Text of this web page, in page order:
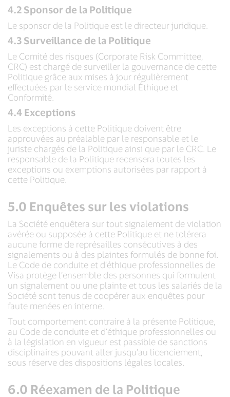
4.2 Sponsor de la Politique
Le sponsor de la Politique est le directeur juridique.
4.3 Surveillance de la Politique
Le Comité des risques (Corporate Risk Committee,
CRC) est chargé de surveiller la gouvernance de cette
Politique grâce aux mises à jour régulièrement
effectuées par le service mondial Éthique et
Conformité.
4.4 Exceptions
Les exceptions à cette Politique doivent être
approuvées au préalable par le responsable et le
juriste chargés de la Politique ainsi que par le CRC. Le
responsable de la Politique recensera toutes les
exceptions ou exemptions autorisées par rapport à
cette Politique.
5.0 Enquêtes sur les violations
La Société enquêtera sur tout signalement de violation
avérée ou supposée à cette Politique et ne tolérera
aucune forme de représailles consécutives à des
signalements ou à des plaintes formulés de bonne foi.
Le Code de conduite et d’éthique professionnelles de
Visa protège l’ensemble des personnes qui formulent
un signalement ou une plainte et tous les salariés de la
Société sont tenus de coopérer aux enquêtes pour
faute menées en interne.
Tout comportement contraire à la présente Politique,
au Code de conduite et d’éthique professionnelles ou
à la législation en vigueur est passible de sanctions
disciplinaires pouvant aller jusqu’au licenciement,
sous réserve des dispositions légales locales.
6.0 Réexamen de la Politique